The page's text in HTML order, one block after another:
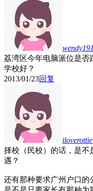
荔湾区今年电脑派位是
学校好？
2013/01/23回复
iloverottie
择校（民校）的话，是不
遇？
还有那种要求广州户口的